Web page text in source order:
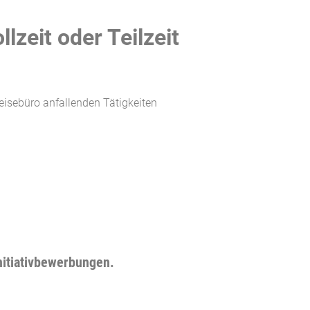
oder Teilzeit
anfallenden Tätigkeiten